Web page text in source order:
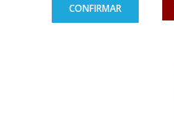
CONFIRMAR